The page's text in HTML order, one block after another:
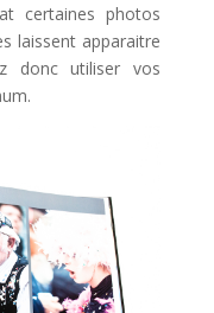
certaines photos
laissent apparaitre
donc utiliser vos